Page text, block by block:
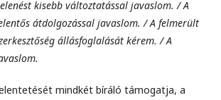
kisebb változtatással javaslom. / A
átdolgozással javaslom. / A felmerült
állásfoglalását kérem. / A
mindkét bíráló támogatja, a